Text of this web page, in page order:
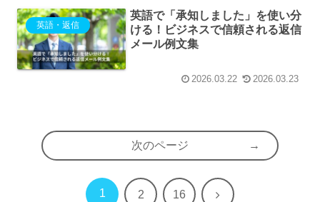
英語・返信
英語で「承知しました」を使い分
ける！ビジネスで信頼される返信
メール例文集
2026.03.22 2026.03.23
次のページ
1 2 16 次